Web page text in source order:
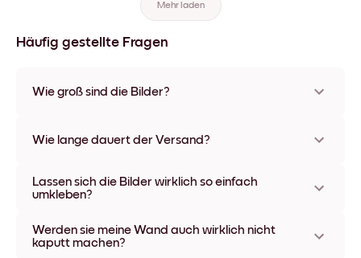
Mehr laden
Häufig gestellte Fragen
Wie groß sind die Bilder?
Erhältlich in verschiedenen Materialien und Rahmenfarben,
Wie lange dauert der Versand?
Ländern bieten wir auch Expressversand an. Den Trackinglink
bekommst Du nach Bestellaufgabe zugeschickt.
Lassen sich die Bilder wirklich so einfach
umkleben?
umpositionieren zu lassen, ohne die Wände dabei zu
beschädigen.
Werden sie meine Wand auch wirklich nicht
kaputt machen?